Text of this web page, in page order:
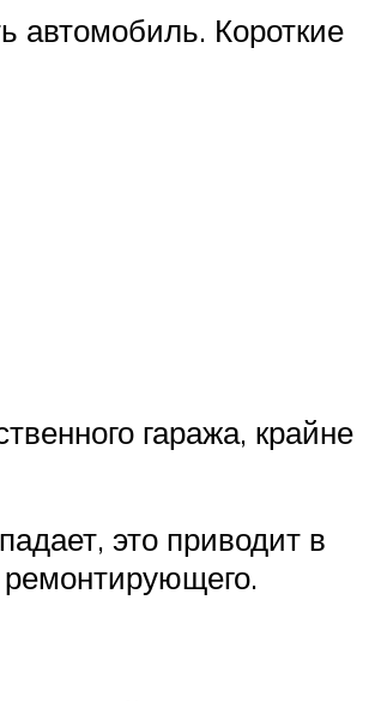
автомобиль. Короткие
гаража, крайне
это приводит в